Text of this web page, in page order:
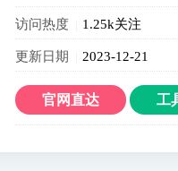
访问热度 1.25k关注
更新日期 2023-12-21
官网直达 工